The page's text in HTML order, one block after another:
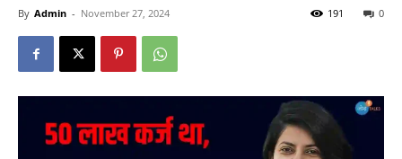
By Admin - November 27, 2024 0
191